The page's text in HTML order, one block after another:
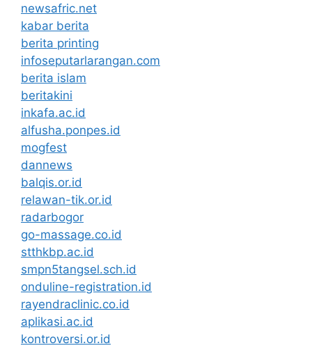
newsafric.net
kabar berita
berita printing
infoseputarlarangan.com
berita islam
beritakini
inkafa.ac.id
alfusha.ponpes.id
mogfest
dannews
balqis.or.id
relawan-tik.or.id
radarbogor
go-massage.co.id
stthkbp.ac.id
smpn5tangsel.sch.id
onduline-registration.id
rayendraclinic.co.id
aplikasi.ac.id
kontroversi.or.id